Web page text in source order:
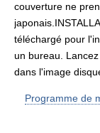
couverture ne
téléchargé pour
un bureau.
dans l'image
Programme de